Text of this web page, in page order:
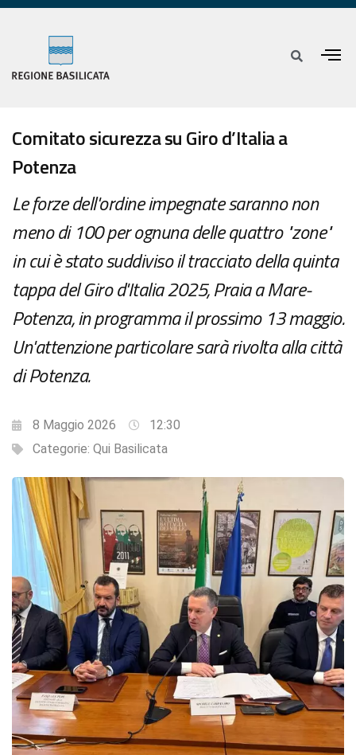
Comitato sicurezza su Giro d’Italia a
Potenza
Le forze dell'ordine impegnate saranno non
meno di 100 per ognuna delle quattro "zone"
in cui è stato suddiviso il tracciato della quinta
tappa del Giro d'Italia 2025, Praia a Mare-
Potenza, in programma il prossimo 13 maggio.
Un'attenzione particolare sarà rivolta alla città
di Potenza.
8 Maggio 2026
12:30
Categorie: Qui Basilicata